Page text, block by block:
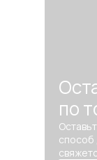
по
способ